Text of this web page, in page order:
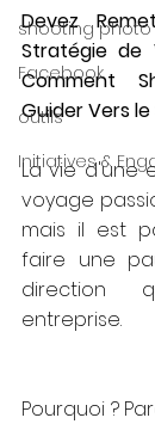
shooting photo
Facebook
outils
Initiatives &
Devez
Stratégie de
Comment
Guider Vers
La vie d'une
voyage
mais il est
faire une
direction
entreprise.
Pourquoi ?